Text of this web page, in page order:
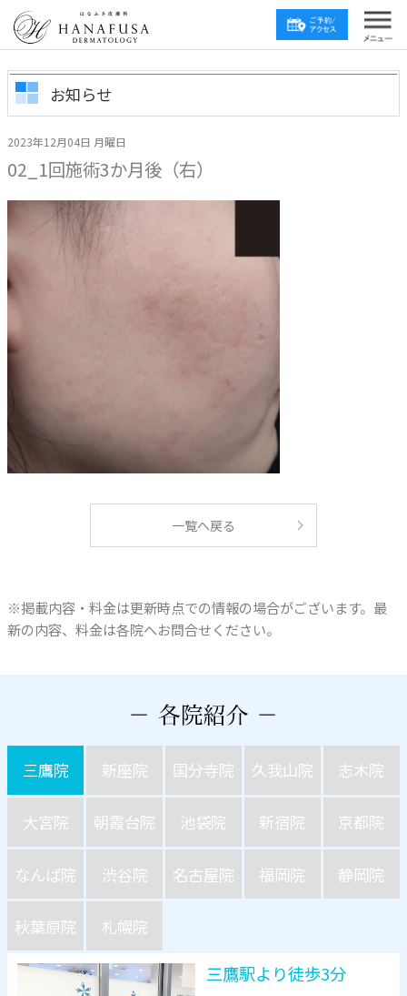
お知らせ
2023年12月04日 月曜日
02_1回施術3か月後（右）
一覧へ戻る
※掲載内容・料金は更新時点での情報の場合がございます。最
新の内容、料金は各院へお問合せください。
三鷹院 新座院 国分寺院 久我山院 志木院
大宮院 朝霞台院 池袋院 新宿院 京都院
なんば院 渋谷院 名古屋院 福岡院 静岡院
秋葉原院 札幌院
三鷹駅より徒歩3分